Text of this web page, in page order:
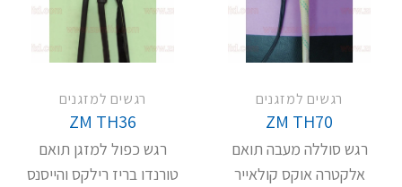
רגשים למזגנים
ZM TH70
רגש סוללה מעבה תואם
אלקטרה אוקס קולאייר
רגשים למזגנים
ZM TH36
רגש כפול למזגן תואם
טורנדו בריז רילקס והייסנס